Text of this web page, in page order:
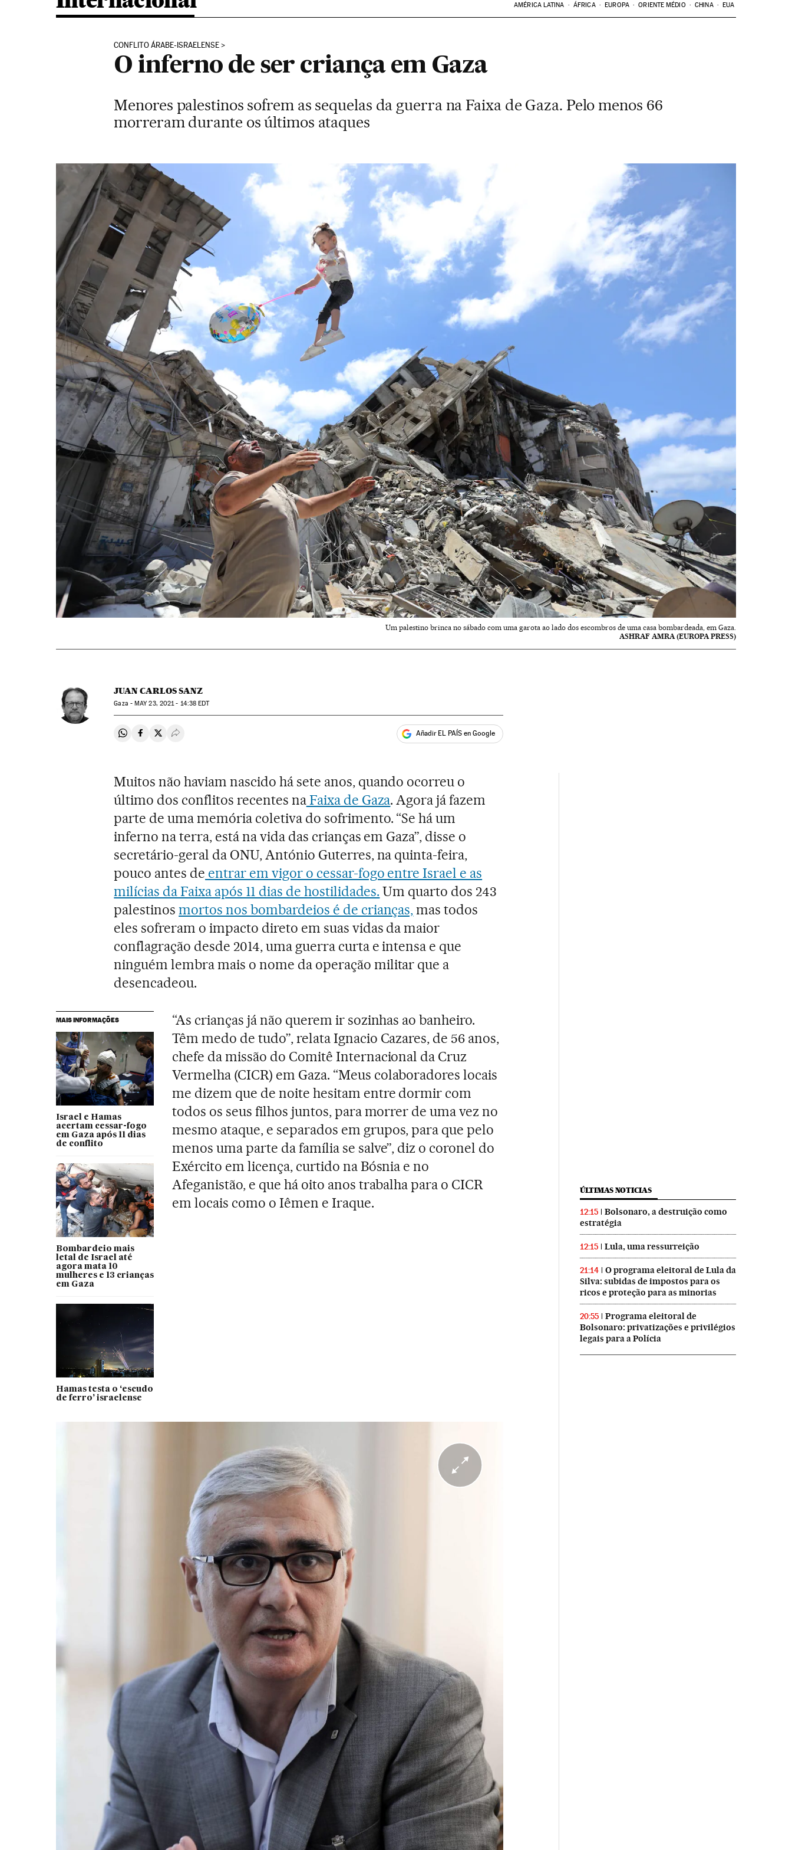
AMÉRICA LATINA ÁFRICA EUROPA ORIENTE MÉDIO CHINA EUA
CONFLITO ÁRABE-ISRAELENSE
O inferno de ser criança em Gaza
Menores palestinos sofrem as sequelas da guerra na Faixa de Gaza. Pelo menos 66
morreram durante os últimos ataques
Um palestino brinca no sábado com uma garota ao lado dos escombros de uma casa bombardeada, em Gaza.
ASHRAF AMRA (EUROPA PRESS)
JUAN CARLOS SANZ
Gaza -MAY23, 2021 - 14:38 EDT
Compartir en Whatsapp
Compartir en Facebook
Compartir en Twitter
Desplegar Redes Sociales Añadir EL PAÍS en Google
Muitos não haviam nascido há sete anos, quando ocorreu o
último dos conflitos recentes naFaixa de Gaza. Agora já fazem
parte de uma memória coletiva do sofrimento. “Se há um
inferno na terra, está na vida das crianças em Gaza”, disse o
secretário-geral da ONU, António Guterres, na quinta-feira,
pouco antes de entrar em vigor o cessar-fogo entre Israel e as
milícias da Faixa após 11 dias de hostilidades. Um quarto dos 243
palestinosmortos nos bombardeios é de crianças,mas todos
eles sofreram o impacto direto em suas vidas da maior
conflagração desde 2014, uma guerra curta e intensa e que
ninguém lembra mais o nome da operação militar que a
desencadeou.
MAIS INFORMAÇÕES
Israel e Hamas
acertam cessar-fogo
em Gaza após 11 dias
de conflito
Bombardeio mais
letal de Israel até
agora mata 10
mulheres e 13 crianças
em Gaza
Hamas testa o ‘escudo
de ferro’ israelense
“As crianças já não querem ir sozinhas ao banheiro.
Têm medo de tudo”, relata Ignacio Cazares, de 56 anos,
chefe da missão do Comitê Internacional da Cruz
Vermelha (CICR) em Gaza. “Meus colaboradores locais
me dizem que de noite hesitam entre dormir com
todos os seus filhos juntos, para morrer de uma vez no
mesmo ataque, e separados em grupos, para que pelo
menos uma parte da família se salve”, diz o coronel do
Exército em licença, curtido na Bósnia e no
Afeganistão, e que há oito anos trabalha para o CICR
em locais como o Iêmen e Iraque.
ÚLTIMAS NOTICIAS
12:15
Bolsonaro, a destruição como
estratégia
12:15 Lula, uma ressurreição
21:14
O programa eleitoral de Lula da
Silva: subidas de impostos para os
ricos e proteção para as minorias
20:55
Programa eleitoral de
Bolsonaro: privatizações e privilégios
legais para a Polícia